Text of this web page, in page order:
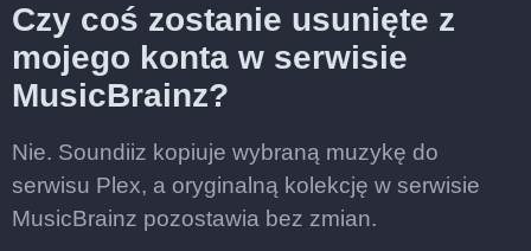
Czy coś zostanie usunięte z
mojego konta w serwisie
MusicBrainz?
Nie. Soundiiz kopiuje wybraną muzykę do
serwisu Plex, a oryginalną kolekcję w serwisie
MusicBrainz pozostawia bez zmian.